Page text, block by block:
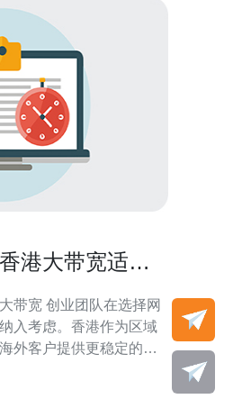
港大带宽适合
在选择网
入考虑。香港作为区域
外客户提供更稳定的连